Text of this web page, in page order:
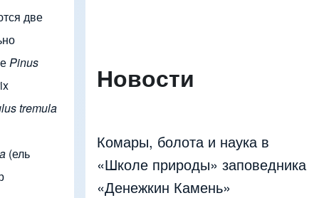
две
Pinus
tremula
(ель
Новости
Комары, болота и наука в
«Школе природы» заповедника
«Денежкин Камень»